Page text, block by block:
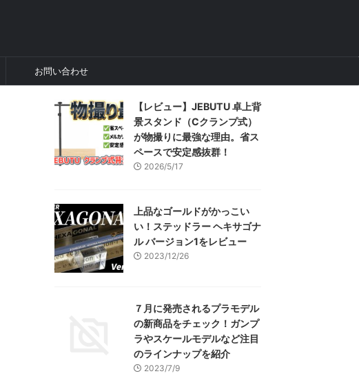
お問い合わせ
【レビュー】JEBUTU 卓上背
景スタンド（Cクランプ式）
が物撮りに最強な理由。省ス
ペースで安定感抜群！
2026/5/17
上品なゴールドがかっこい
い！ステッドラー ヘキサゴナ
ル バージョン1をレビュー
2023/12/26
７月に発売されるプラモデル
の新商品をチェック！ガンプ
ラやスケールモデルなど注目
のラインナップを紹介
2023/7/9